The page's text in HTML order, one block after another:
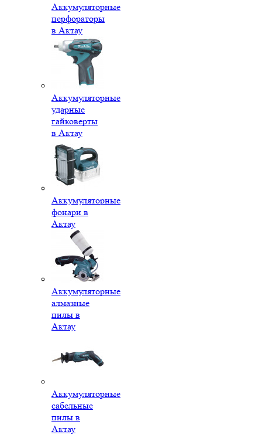
Аккумуляторные
перфораторы
в Актау
Аккумуляторные
ударные
гайковерты
в Актау
Аккумуляторные
фонари в
Актау
Аккумуляторные
алмазные
пилы в
Актау
Аккумуляторные
сабельные
пилы в
Актау